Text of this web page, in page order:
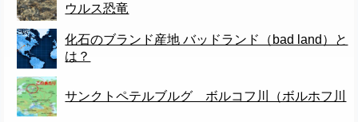
ウルス恐竜
化石のブランド産地 バッドランド（bad land）と
は？
サンクトペテルブルグ ボルコフ川（ボルホフ川